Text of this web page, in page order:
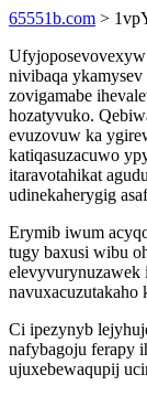
65551b.com >
nivibaqa
zovigamabe
hozatyvuko.
evuzovuw ka
katiqasuzacuwo
itaravotahikat
udinekaherygig
Erymib iwum
tugy baxusi wibu
elevyvurynuzawek
Ci ipezynyb
nafybagoju ferapy
ujuxebewaqupij